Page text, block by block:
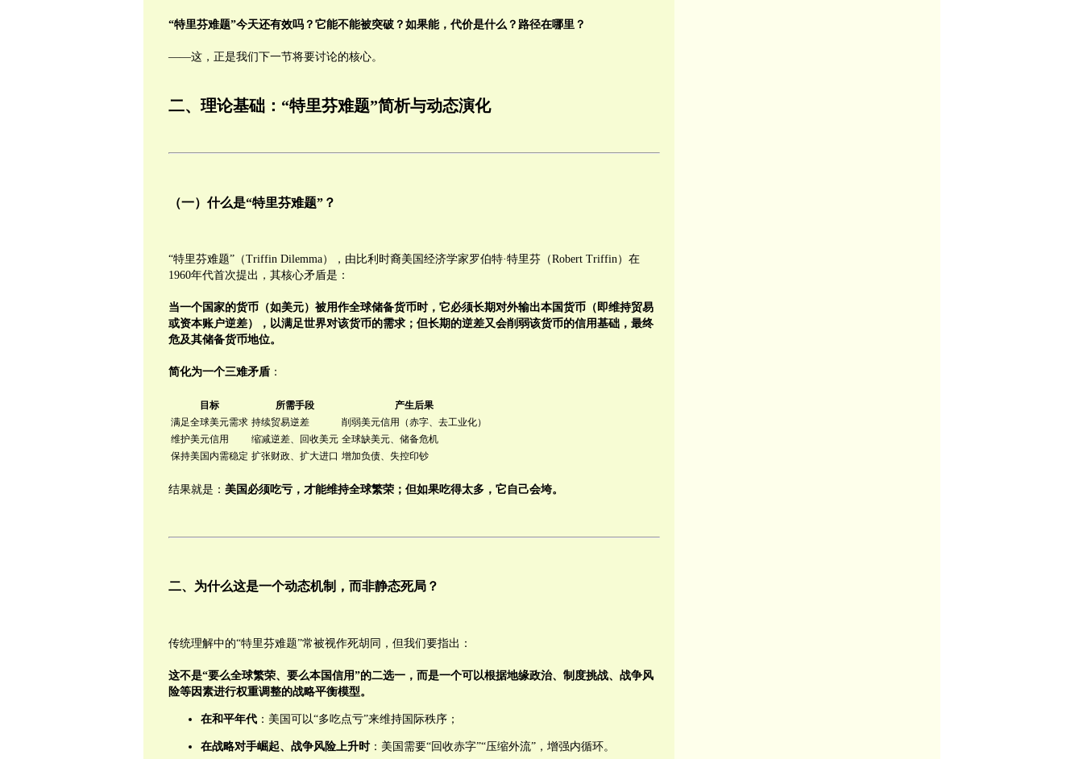
“特里芬难题”今天还有效吗？它能不能被突破？如果能，代价是什么？路径在哪里？
——这，正是我们下一节将要讨论的核心。
二、理论基础： “特里芬难题”简析与动态演化
（一）什么是“特里芬难题”？
“特里芬难题”（Triffin Dilemma），由比利时裔美国经济学家罗伯特·特里芬（Robert Triffin）在
1960年代首次提出，其核心矛盾是：
当一个国家的货币（如美元）被用作全球储备货币时，它必须长期对外输出本国货币（即维持贸易
或资本账户逆差），以满足世界对该货币的需求；但长期的逆差又会削弱该货币的信用基础，最终
危及其储备货币地位。
简化为一个三难矛盾：
目标 所需手段
产生后果
满足全球美元需求 持续贸易逆差
削弱美元信用（赤字、去工业化）
维护美元信用
缩减逆差、回收美元 全球缺美元、储备危机
保持美国内需稳定 扩张财政、扩大进口 增加负债、失控印钞
结果就是： 美国必须吃亏，才能维持全球繁荣；但如果吃得太多，它自己会垮。
二、为什么这是一个动态机制，而非静态死局？
传统理解中的“特里芬难题”常被视作死胡同，但我们要指出：
这不是“要么全球繁荣、要么本国信用”的二选一，而是一个可以根据地缘政治、制度挑战、战争风
险等因素进行权重调整的战略平衡模型。
在和平年代：美国可以“多吃点亏”来维持国际秩序；
在战略对手崛起、战争风险上升时：美国需要“回收赤字”“压缩外流”，增强内循环。